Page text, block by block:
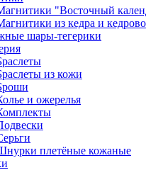
"Восточный
из кедра и
шары-тегерики
из кожи
и ожерелья
плетёные кожаные